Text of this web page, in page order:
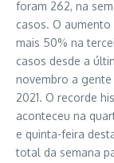
foram 262, na
casos. O
mais 50% na
casos desde a
novembro a
2021. O recorde
aconteceu na
e quinta-feira
total da semana